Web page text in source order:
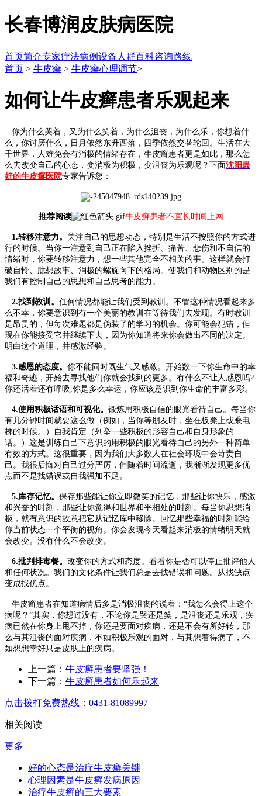
长春博润皮肤病医院
首页简介专家疗法病例设备 人群百科咨询路线
首页 > 牛皮癣 > 牛皮癣心理调节>
如何让牛皮癣患者乐观起来
你为什么哭着，又为什么笑着，为什么沮丧，为什么乐，你想着什
么，你讨厌什么，日月依然东升西落，四季依然交替轮回。生活在大
千世界，人难免会有消极的情绪存在，牛皮癣患者更是如此，那么怎
么去改变自己的心态，变消极为积极，变沮丧为乐观呢？下面沈阳最
好的牛皮癣医院专家告诉您：
推荐阅读 牛皮癣患者不宜长时间上网
1.转移注意力。 关注自己的思想动态，特别是生活不按照你的方式进
行的时候。当你一注意到自己正在陷入挫折、痛苦、悲伤和不自信的
情绪时，你要转移注意力，想一些其他完全不相关的事。这样就会打
破自怜、臆想故事、消极的螺旋向下的格局。使我们和动物区别的是
我们有控制自己的思想和自己思考的能力。
2.找到教训。 任何情况都能让我们受到教训。不管这种情况看起来多
么不幸，你要意识到有一个美丽的教训在等待我们去发现。有时教训
是昂贵的，但每次难题都是伪装了的学习的机会。你可能会犯错，但
现在你能接受它并继续下去，因为你知道将来你会做出不同的决定。
明白这个道理，并感激经验。
3.感恩的态度。 你不能同时既生气又感激。开始数一下你生命中的幸
福和奇迹，开始去寻找他们你就会找到的更多。有什么不让人感恩吗?
你还活着还有呼吸,你是多么幸运，你应该意识到你生命的丰富多彩。
4.使用积极话语和可视化。 锻炼用积极自信的眼光看待自己。每当你
有几分钟时间就要这么做（例如，当你等朋友时，坐在板凳上或乘电
梯的时候。）自我肯定（列举一些积极的形容自己和自身形象的
话。）这是训练自己下意识的用积极的眼光看待自己的另外一种简单
有效的方式。这很重要，因为我们大多数人在社会环境中会苛责自
己。我很后悔对自己过分严厉，但随着时间流逝，我渐渐发现更多优
点而不是找错误或自我强加不足。
5.库存记忆。 保存那些能让你立即微笑的记忆，那些让你快乐，感激
和兴奋的时刻，那些让你觉得和世界和平相处的时刻。每当你思想消
极，就有意识的故意把它从记忆库中移除。回忆那些幸福的时刻能给
你当前状态一个平衡的视角。你会发现今天看起来消极的情绪明天就
会改变。没有什么不会改变。
6.批判排毒餐。 改变你的方式和态度。看看你是否可以停止批评他人
和任何状况。我们的文化条件让我们总是去找错误和问题。从找缺点
变成找优点。
牛皮癣患者在知道病情后多是消极沮丧的说着：“我怎么会得上这个
病呢？”其实，你想过没有，不论你是哭还是笑，是沮丧还是乐观，疾
病已然在你身上甩不掉，你还是要面对疾病，还是不会有所好转，那
么与其沮丧的面对疾病，不如积极乐观的面对，与其想着得病了，不
如想想幸好只是皮肤上的疾病。
上一篇： 牛皮癣患者要坚强！
下一篇： 牛皮癣患者如何乐起来
点击拨打免费热线：0431-81089997
相关阅读
更多
好的心态是治疗牛皮癣关键
心理因素是牛皮癣发病原因
治疗牛皮癣的三大要素